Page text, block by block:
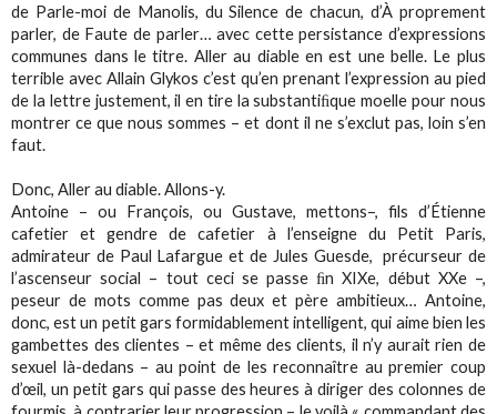
de Parle-moi de Manolis, duSilence de chacun, d’À proprement
parler, de Faute de parler… avec cette persistance d’expressions
communes dans le titre. Aller au diableen est une belle. Le plus
terrible avec Allain Glykos c’est qu’en prenant l’expression au pied
de la lettre justement, il en tire la substantiﬁque moelle pour nous
montrer ce que nous sommes – et dont il ne s’exclut pas, loin s’en
faut.
Donc,Aller au diable. Allons-y.
Antoine – ou François, ou Gustave, mettons–, fils d’Étienne
cafetier et gendre de cafetier à l’enseigne du Petit Paris,
admirateur de Paul Lafargue et de Jules Guesde, précurseur de
l’ascenseur social – tout ceci se passe ﬁn XIXe, début XXe –,
peseur de mots comme pas deux et père ambitieux… Antoine,
donc, est un petit gars formidablement intelligent, qui aime bien les
gambettes des clientes – et même des clients, il n’y aurait rien de
sexuel là-dedans – au point de les reconnaître au premier coup
d’œil, un petit gars qui passe des heures à diriger des colonnes de